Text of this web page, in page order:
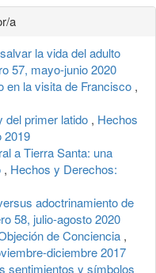
a
la vida del adulto
57, mayo-junio 2020
en la visita de Francisco ,
del primer latido , Hechos
2019
a Tierra Santa: una
, Hechos y Derechos:
adoctrinamiento de
58, julio-agosto 2020
de Conciencia ,
diciembre 2017
sentimientos y símbolos